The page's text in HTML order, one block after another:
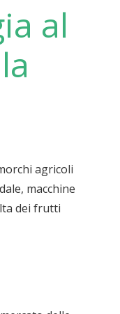
al
agricoli
macchine
dei frutti